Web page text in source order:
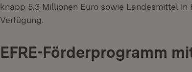
knapp 5,3 Millionen Euro sowie Landesmittel
Verfügung.
EFRE-Förderprogramm